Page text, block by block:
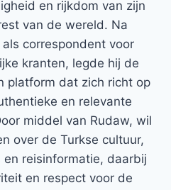
en rijkdom van zijn
van de wereld. Na
correspondent voor
kranten, legde hij de
platform dat zich richt op
en relevante
middel van Rudaw, wil
over de Turkse cultuur,
reisinformatie, daarbij
en respect voor de